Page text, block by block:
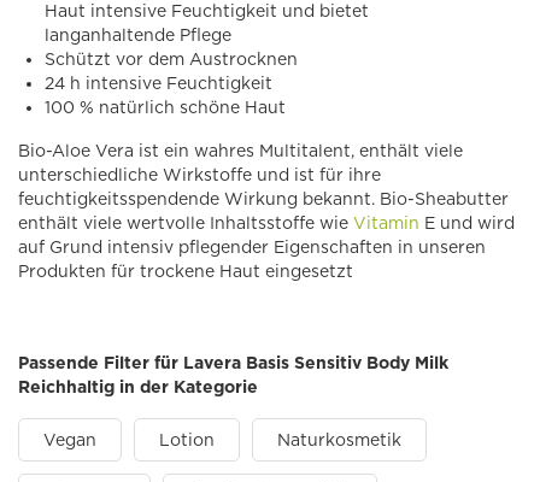
Haut intensive Feuchtigkeit und bietet
langanhaltende Pflege
Schützt vor dem Austrocknen
24 h intensive Feuchtigkeit
100 % natürlich schöne Haut
Bio-Aloe Vera ist ein wahres Multitalent, enthält viele
unterschiedliche Wirkstoffe und ist für ihre
feuchtigkeitsspendende Wirkung bekannt. Bio-Sheabutter
enthält viele wertvolle Inhaltsstoffe wie Vitamin E und wird
auf Grund intensiv pflegender Eigenschaften in unseren
Produkten für trockene Haut eingesetzt
Passende Filter für Lavera Basis Sensitiv Body Milk
Reichhaltig in der Kategorie
Vegan Lotion Naturkosmetik